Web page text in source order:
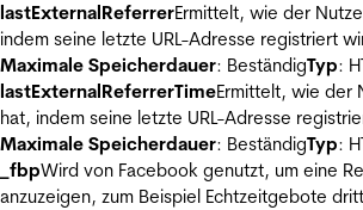
lastExternalReferrerErmittelt, wie der
indem seine letzte URL-Adresse registriert
Maximale Speicherdauer: BeständigTyp:
lastExternalReferrerTimeErmittelt, wie der
hat, indem seine letzte URL-Adresse
Maximale Speicherdauer: BeständigTyp:
_fbpWird von Facebook genutzt, um eine
anzuzeigen, zum Beispiel Echtzeitgebote